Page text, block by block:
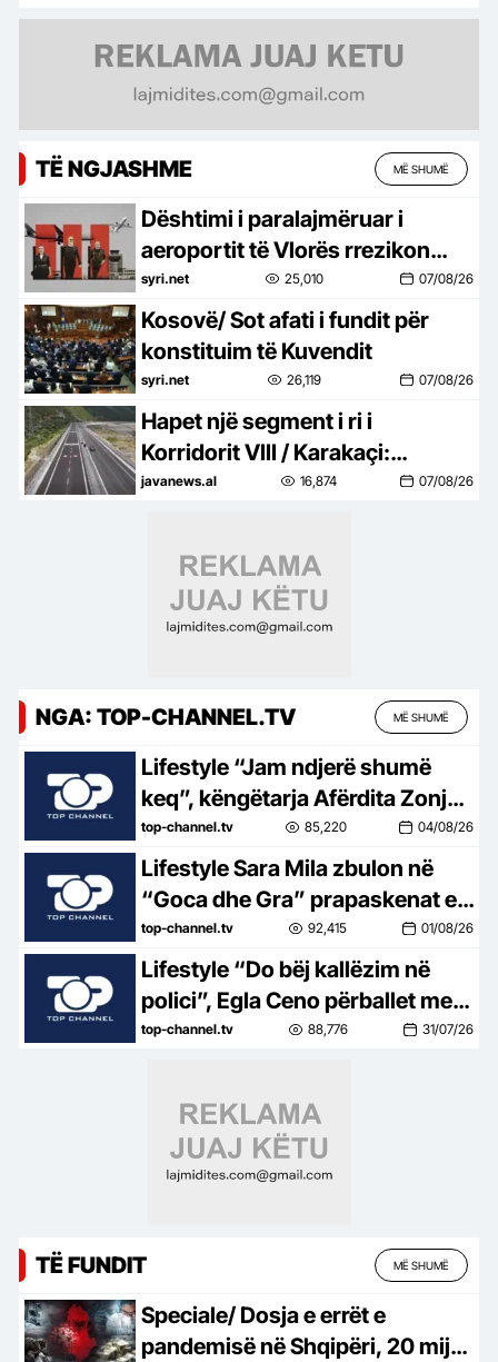
TË NGJASHME MË SHUMË
Dështimi i paralajmëruar i
aeroportit të Vlorës rrezikon
qindra milionë euro në arbitrazh
syri.net 25,010 07/08/26
Kosovë/ Sot afati i fundit për
konstituim të Kuvendit
syri.net 26,119 07/08/26
Hapet një segment i ri i
Korridorit VIII / Karakaçi:
Përmirësohet qarkullimi dhe
javanews.al 16,874 07/08/26
NGA: TOP-CHANNEL.TV MË SHUMË
Lifestyle “Jam ndjerë shumë
keq”, këngëtarja Afërdita Zonja:
Parashqevinë nuk e kam takuar
në Amerikë. Po të ishte në
Shqipëri…
top-channel.tv 85,220 04/08/26
Lifestyle Sara Mila zbulon në
“Goca dhe Gra” prapaskenat e
jetës së saj politike: Teatër jo i
bukur, nuk është aq tragjike sa
duket
top-channel.tv 92,415 01/08/26
Lifestyle “Do bëj kallëzim në
polici”, Egla Ceno përballet me
një situatë të vështirë rreziku:
top-channel.tv 88,776 31/07/26
TË FUNDIT MË SHUMË
Speciale/ Dosja e errët e
pandemisë në Shqipëri, 20 mijë